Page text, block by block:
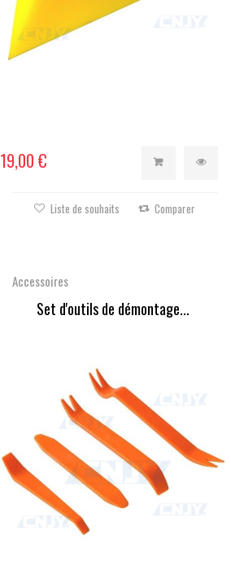
19,00 €
Liste de souhaits Comparer
Accessoires
Set d'outils de démontage...